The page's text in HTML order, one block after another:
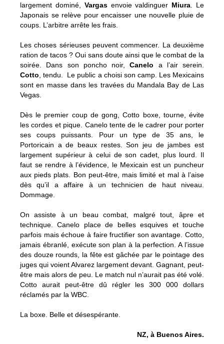
largement dominé, Vargasenvoie valdinguer Miura . Le
Japonais se relève pour encaisser une nouvelle pluie de
coups. L’arbitre arrête les frais.
Les choses sérieuses peuvent commencer. La deuxième
ration de tacos ? Oui sans doute ainsi que le combat de la
soirée. Dans son poncho noir,Canelo a l’air serein.
Cotto , tendu. Le public a choisi son camp. Les Mexicains
sont en masse dans les travées du Mandala Bay de Las
Vegas.
Dès le premier coup de gong, Cotto boxe, tourne, évite
les cordes et pique. Canelo tente de le cadrer pour porter
ses coups puissants. Pour un type de 35 ans, le
Portoricain a de beaux restes. Son jeu de jambes est
largement supérieur à celui de son cadet, plus lourd. Il
faut se rendre à l’évidence, le Mexicain est un puncheur
aux pieds plats. Bon peut-être, mais limité et mal à l’aise
dès qu’il a affaire à un technicien de haut niveau.
Dommage.
On assiste à un beau combat, malgré tout, âpre et
technique. Canelo place de belles esquives et touche
parfois mais échoue à faire fructifier son avantage. Cotto,
jamais ébranlé, exécute son plan à la perfection. A l’issue
des douze rounds, la fête est gâchée par le pointage des
juges qui voient Alvarez largement devant. Gagnant, peut-
être mais alors de peu. Le match nul n’aurait pas été volé.
Cotto aurait peut-être dû régler les 300 000 dollars
réclamés par la WBC.
La boxe. Belle et désespérante.
NZ, à Buenos Aires.